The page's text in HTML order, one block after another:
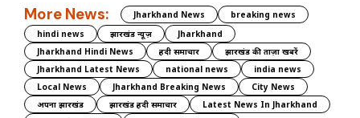
More News: Jharkhand News
breaking news
hindi news
झारखंड न्यूज़
Jharkhand
Jharkhand Hindi News
हिंदी समाचार
झारखंड की ताज़ा खबरें
Jharkhand Latest News
national news
india news
Local News
Jharkhand Breaking News
City News
अपना झारखंड
झारखंड हिंदी समाचार
Latest News In Jharkhand